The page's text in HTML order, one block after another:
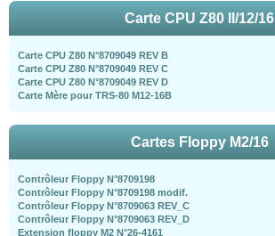
Carte CPU Z80 II/12/16
Carte CPU Z80 N°8709049 REV B
Carte CPU Z80 N°8709049 REV C
Carte CPU Z80 N°8709049 REV D
Carte Mère pour TRS-80 M12-16B
Cartes Floppy M2/16
Contrôleur Floppy N°8709198
Contrôleur Floppy N°8709198 modif.
Contrôleur Floppy N°8709063 REV_C
Contrôleur Floppy N°8709063 REV_D
Extension floppy M2 N°26-4161